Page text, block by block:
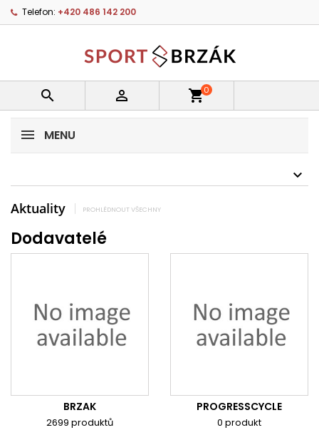
Telefon: +420 486 142 200
  shopping_cart0
MENU
Aktuality PROHLÉDNOUT VŠECHNY
Dodavatelé
BRZAK
2699 produktů
PROGRESSCYCLE
0 produkt